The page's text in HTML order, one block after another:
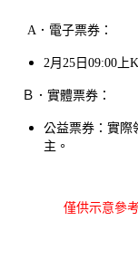
A．電子票券：
2月25日09:00上
Ｂ． 實體票券：
公益票券：實際
主。
僅供示意參